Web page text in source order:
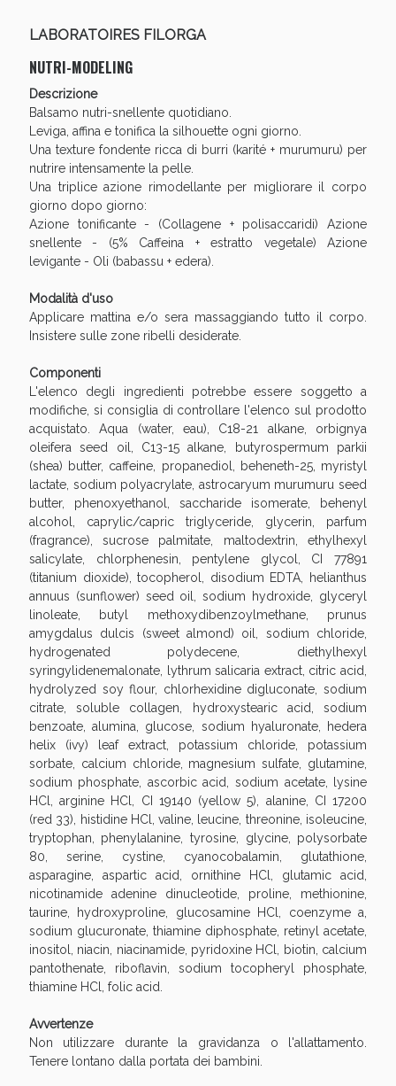
LABORATOIRES FILORGA
NUTRI-MODELING
Descrizione
Balsamo nutri-snellente quotidiano.
Leviga, affina e tonifica la silhouette ogni giorno.
Una texture fondente ricca di burri (karité + murumuru) per
nutrire intensamente la pelle.
Una triplice azione rimodellante per migliorare il corpo
giorno dopo giorno:
Azione tonificante - (Collagene + polisaccaridi) Azione
snellente - (5% Caffeina + estratto vegetale) Azione
levigante - Oli (babassu + edera).
Modalità d'uso
Applicare mattina e/o sera massaggiando tutto il corpo.
Insistere sulle zone ribelli desiderate.
Componenti
L'elenco degli ingredienti potrebbe essere soggetto a
modifiche, si consiglia di controllare l'elenco sul prodotto
acquistato. Aqua (water, eau), C18-21 alkane, orbignya
oleifera seed oil, C13-15 alkane, butyrospermum parkii
(shea) butter, caffeine, propanediol, beheneth-25, myristyl
lactate, sodium polyacrylate, astrocaryum murumuru seed
butter, phenoxyethanol, saccharide isomerate, behenyl
alcohol, caprylic/capric triglyceride, glycerin, parfum
(fragrance), sucrose palmitate, maltodextrin, ethylhexyl
salicylate, chlorphenesin, pentylene glycol, CI 77891
(titanium dioxide), tocopherol, disodium EDTA, helianthus
annuus (sunflower) seed oil, sodium hydroxide, glyceryl
linoleate, butyl methoxydibenzoylmethane, prunus
amygdalus dulcis (sweet almond) oil, sodium chloride,
hydrogenated polydecene, diethylhexyl
syringylidenemalonate, lythrum salicaria extract, citric acid,
hydrolyzed soy flour, chlorhexidine digluconate, sodium
citrate, soluble collagen, hydroxystearic acid, sodium
benzoate, alumina, glucose, sodium hyaluronate, hedera
helix (ivy) leaf extract, potassium chloride, potassium
sorbate, calcium chloride, magnesium sulfate, glutamine,
sodium phosphate, ascorbic acid, sodium acetate, lysine
HCl, arginine HCl, CI 19140 (yellow 5), alanine, CI 17200
(red 33), histidine HCl, valine, leucine, threonine, isoleucine,
tryptophan, phenylalanine, tyrosine, glycine, polysorbate
80, serine, cystine, cyanocobalamin, glutathione,
asparagine, aspartic acid, ornithine HCl, glutamic acid,
nicotinamide adenine dinucleotide, proline, methionine,
taurine, hydroxyproline, glucosamine HCl, coenzyme a,
sodium glucuronate, thiamine diphosphate, retinyl acetate,
inositol, niacin, niacinamide, pyridoxine HCl, biotin, calcium
pantothenate, riboflavin, sodium tocopheryl phosphate,
thiamine HCl, folic acid.
Avvertenze
Non utilizzare durante la gravidanza o l'allattamento.
Tenere lontano dalla portata dei bambini.
Sconto fino al 55% disponibile oggi!
Vie Urinarie e Prostata: Sconti fino al 45% oggi!
Benessere Intestinale: Sconto fino al 55% valido
oggi!